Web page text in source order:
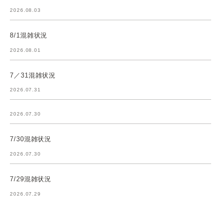
2026.08.03
8/1混雑状況
2026.08.01
7／31混雑状況
2026.07.31
2026.07.30
7/30混雑状況
2026.07.30
7/29混雑状況
2026.07.29